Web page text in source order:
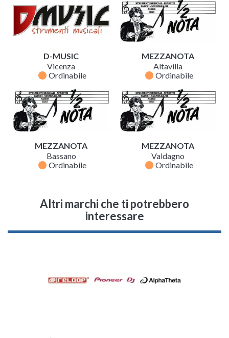
D-MUSIC
Vicenza
fiber_manual_record Ordinabile
MEZZANOTA
Altavilla
fiber_manual_record Ordinabile
MEZZANOTA
Bassano
fiber_manual_record Ordinabile
MEZZANOTA
Valdagno
fiber_manual_record Ordinabile
Altri marchi che ti potrebbero
interessare